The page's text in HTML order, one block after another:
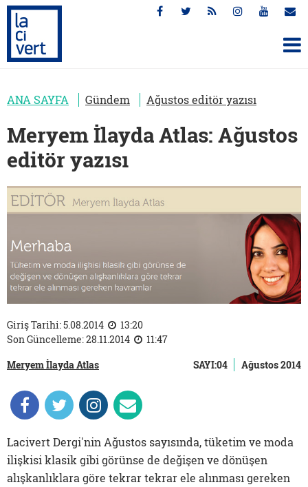
ANA SAYFA Gündem Ağustos editör yazısı
Meryem İlayda Atlas: Ağustos
editör yazısı
Giriş Tarihi: 5.08.2014
13:20
Son Güncelleme: 28.11.2014
11:47
Meryem İlayda Atlas
SAYI:04 Ağustos 2014
Lacivert Dergi'nin Ağustos sayısında, tüketim ve moda
ilişkisi klasik gibi görünse de değişen ve dönüşen
alışkanlıklara göre tekrar tekrar ele alınması gereken